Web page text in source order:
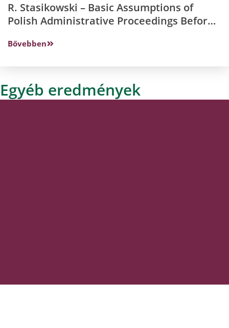
R. Stasikowski – Basic Assumptions of
Polish Administrative Proceedings Before
Bővebben
Egyéb eredmények